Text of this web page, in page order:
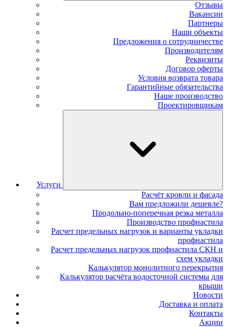
Отзывы
Вакансии
Партнеры
Наши объекты
Предложения о сотрудничестве
Производителям
Реквизиты
Договор оферты
Условия возврата товара
Гарантийные обязательства
Наше производство
Проектировщикам
Услуги
Расчёт кровли и фасада
Вам предложили дешевле?
Продольно-поперечная резка металла
Производство профнастила
Расчет предельных нагрузок и варианты укладки
профнастила
Расчет предельных нагрузок профнастила СКН и
схем укладки
Калькулятор монолитного перекрытия
Калькулятор расчёта водосточной системы для
крыши
Новости
Доставка и оплата
Контакты
Акции